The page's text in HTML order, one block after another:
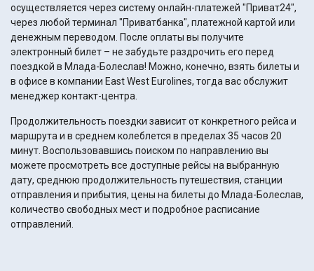
осуществляется через систему онлайн-платежей "Приват24",
через любой терминал "Приватбанка", платежной картой или
денежным переводом. После оплаты вы получите
электронный билет – не забудьте раздрочить его перед
поездкой в Млада-Болеслав! Можно, конечно, взять билеты и
в офисе в компании East West Eurolines, тогда вас обслужит
менеджер контакт-центра.
Продолжительность поездки зависит от конкретного рейса и
маршрута и в среднем колеблется в пределах 35 часов 20
минут. Воспользовавшись поиском по направлению вы
можете просмотреть все доступные рейсы на выбранную
дату, среднюю продолжительность путешествия, станции
отправления и прибытия, цены на билеты до Млада-Болеслав,
количество свободных мест и подробное расписание
отправлений.